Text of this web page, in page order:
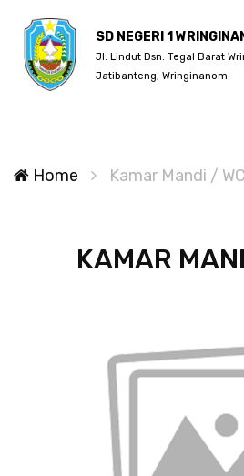
SD NEGERI 1
Jl. Lindut Dsn. Tegal Barat
Jatibanteng, Wringinanom
Home Kamar Mandi / WC
KAMAR